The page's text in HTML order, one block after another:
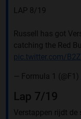
LAP 8/19
Russell has got
catching the Red
pic.twitter.com/
— Formula 1 (@F1)
Lap 7/19
Verstappen rijdt de